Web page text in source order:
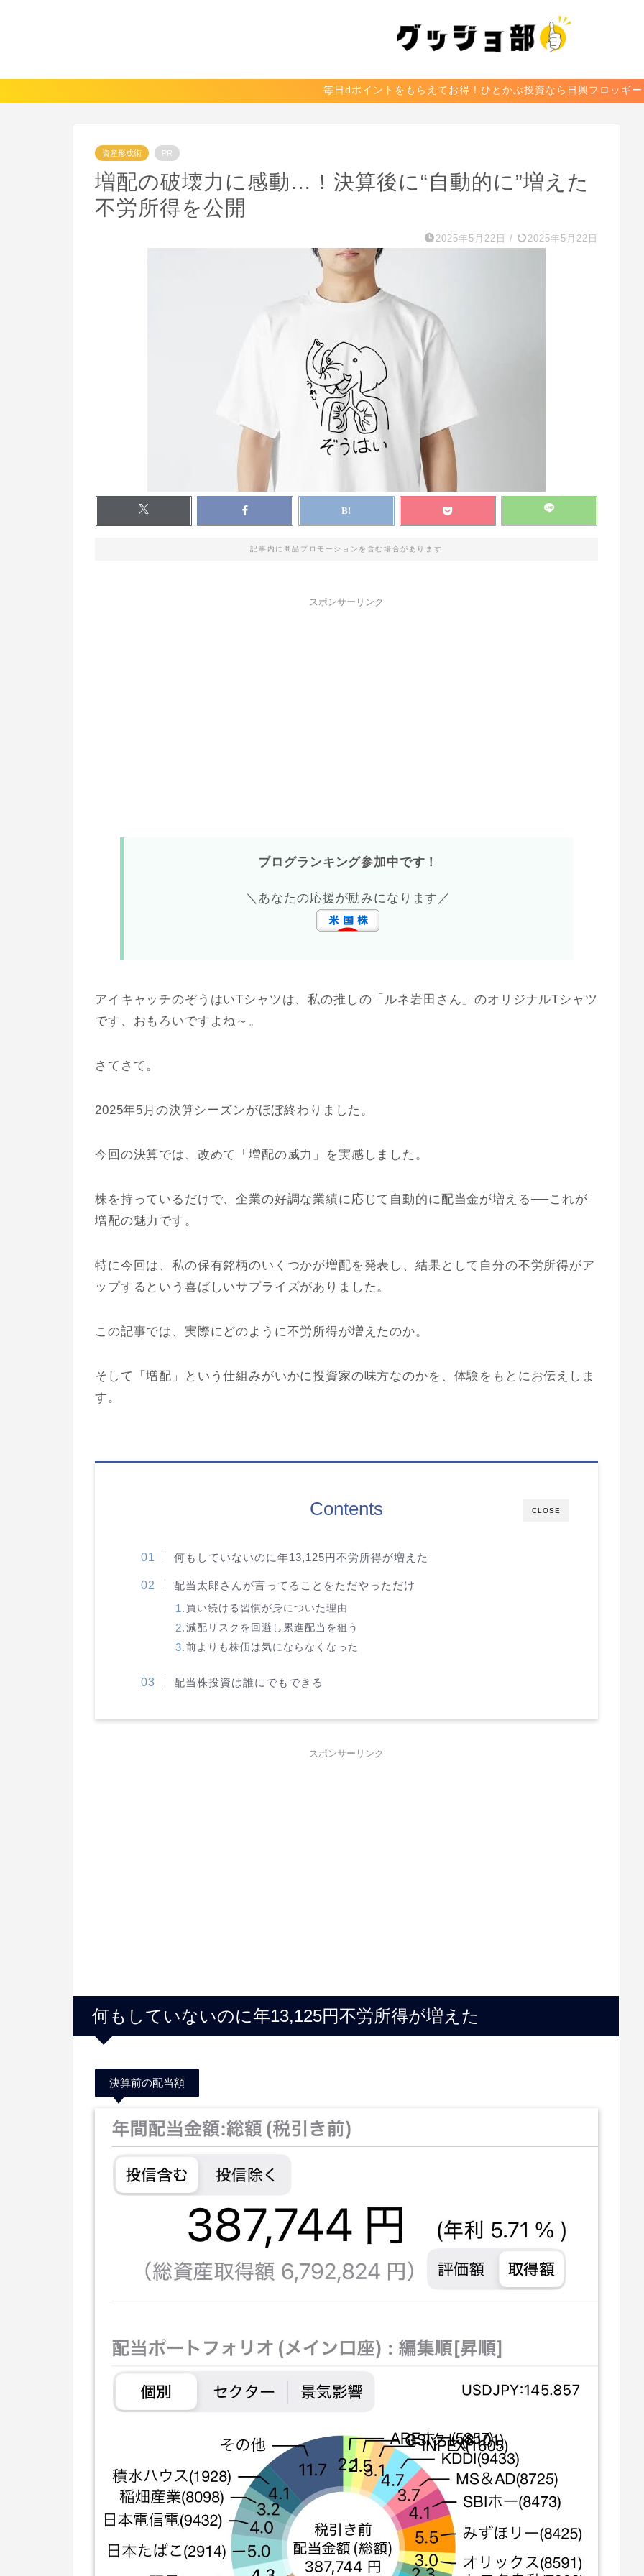
毎日dポイントをもらえてお得！ひとかぶ投資なら日興フロッギー
資産形成術 PR
増配の破壊力に感動…！決算後に“自動的に”増えた
不労所得を公開
2025年5月22日 / 2025年5月22日
記事内に商品プロモーションを含む場合があります
スポンサーリンク
ブログランキング参加中です！
＼あなたの応援が励みになります／
アイキャッチのぞうはいTシャツは、私の推しの「ルネ岩田さん」のオリジナルTシャツ
です、おもろいですよね～。
さてさて。
2025年5月の決算シーズンがほぼ終わりました。
今回の決算では、改めて「増配の威力」を実感しました。
株を持っているだけで、企業の好調な業績に応じて自動的に配当金が増える──これが
増配の魅力です。
特に今回は、私の保有銘柄のいくつかが増配を発表し、結果として自分の不労所得がア
ップするという喜ばしいサプライズがありました。
この記事では、実際にどのように不労所得が増えたのか。
そして「増配」という仕組みがいかに投資家の味方なのかを、体験をもとにお伝えしま
す。
CLOSE
Contents
何もしていないのに年13,125円不労所得が増えた
配当太郎さんが言ってることをただやっただけ
買い続ける習慣が身についた理由
減配リスクを回避し累進配当を狙う
前よりも株価は気にならなくなった
配当株投資は誰にでもできる
スポンサーリンク
何もしていないのに年13,125円不労所得が増えた
決算前の配当額